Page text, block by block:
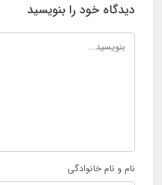
دیدگاه خود را بنویسید
نام و نام خانوادگی